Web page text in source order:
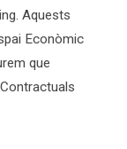
Aquests
Econòmic
que